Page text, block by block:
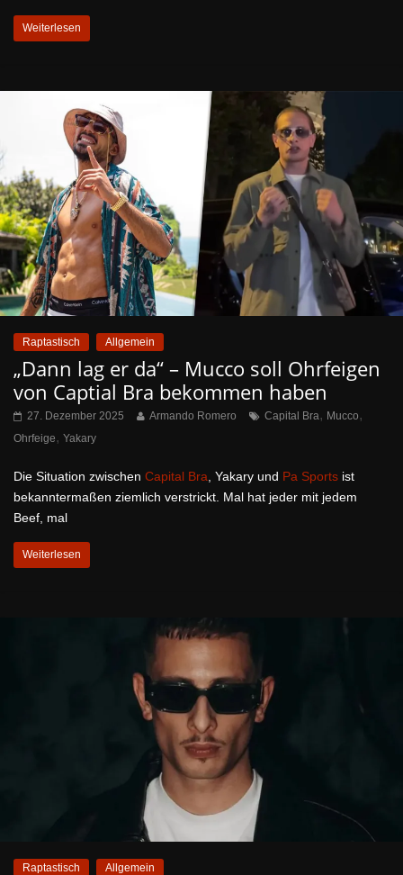
Weiterlesen
Raptastisch Allgemein
„Dann lag er da“ – Mucco soll Ohrfeigen
von Captial Bra bekommen haben
27. Dezember 2025 Armando Romero Capital Bra, Mucco,
Ohrfeige, Yakary
Die Situation zwischen Capital Bra , Yakary und Pa Sports ist
bekanntermaßen ziemlich verstrickt. Mal hat jeder mit jedem
Beef, mal
Weiterlesen
Raptastisch Allgemein